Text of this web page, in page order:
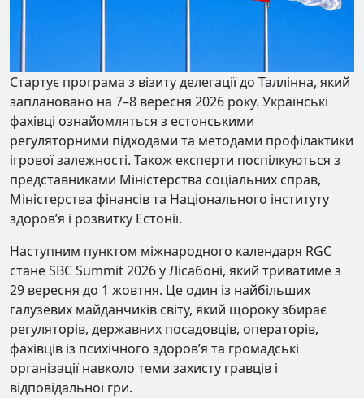
Стартує програма з візиту делегації до Таллінна, який
заплановано на 7–8 вересня 2026 року. Українські
фахівці ознайомляться з естонськими
регуляторними підходами та методами профілактики
ігрової залежності. Також експерти поспілкуються з
представниками Міністерства соціальних справ,
Міністерства фінансів та Національного інституту
здоров’я і розвитку Естонії.
Наступним пунктом міжнародного календаря RGC
стане SBC Summit 2026 у Лісабоні, який триватиме з
29 вересня до 1 жовтня. Це один із найбільших
галузевих майданчиків світу, який щороку збирає
регуляторів, державних посадовців, операторів,
фахівців із психічного здоров’я та громадські
організації навколо теми захисту гравців і
відповідальної гри.